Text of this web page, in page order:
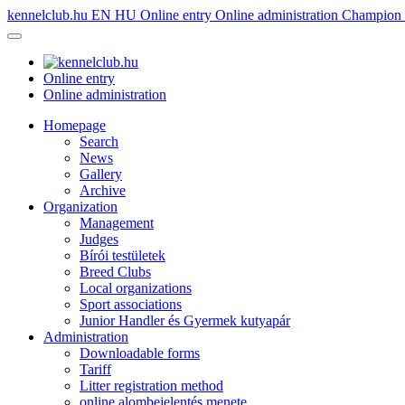
kennelclub.hu EN HU Online entry Online administration Champion
Online entry
Online administration
Homepage
Search
News
Gallery
Archive
Organization
Management
Judges
Bírói testületek
Breed Clubs
Local organizations
Sport associations
Junior Handler és Gyermek kutyapár
Administration
Downloadable forms
Tariff
Litter registration method
online alombejelentés menete